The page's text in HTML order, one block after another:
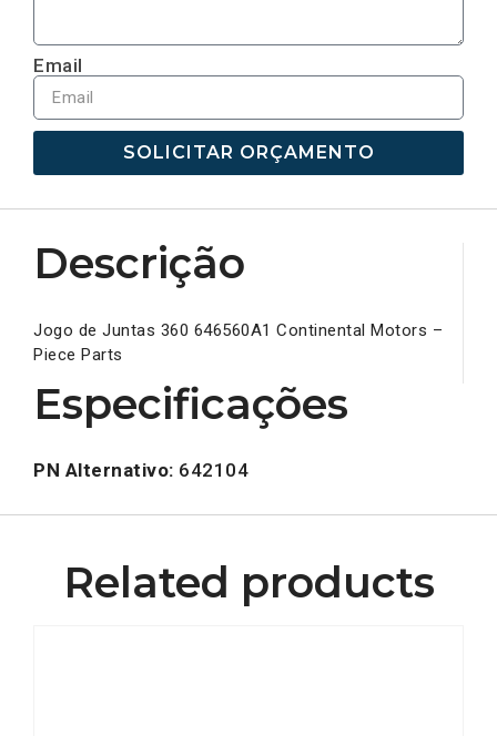
Email
SOLICITAR ORÇAMENTO
Descrição
Jogo de Juntas 360 646560A1 Continental Motors –
Piece Parts
Especificações
PN Alternativo: 642104
Related products